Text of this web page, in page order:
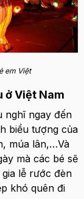
em Việt
ở Việt Nam
nghĩ ngay đến
biểu tượng của
múa lân,…Và
mà các bé sẽ
lễ rước đèn
khó quên đi